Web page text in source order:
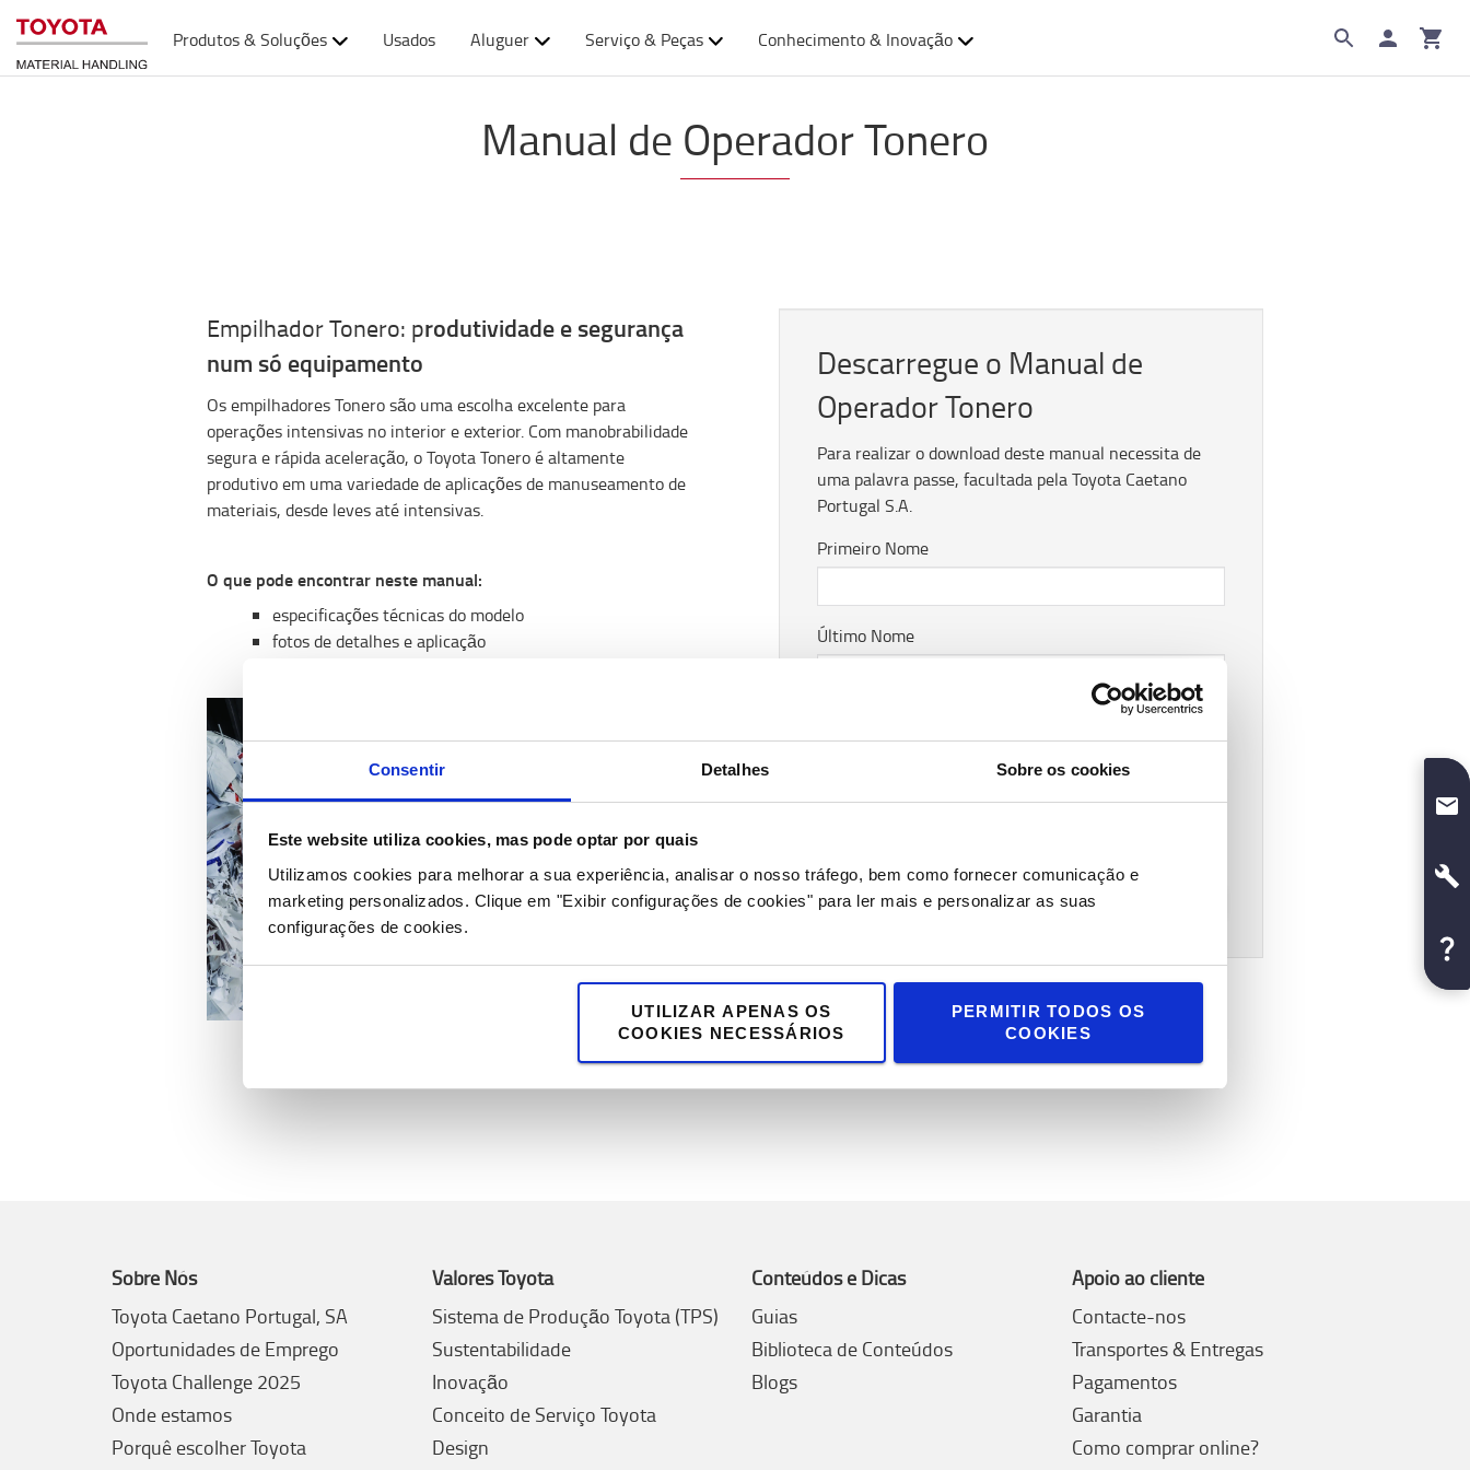
Consentir Detalhes Sobre os cookies
Este website utiliza cookies, mas pode optar por quais
Utilizamos cookies para melhorar a sua experiência, analisar o nosso tráfego, bem como fornecer comunicação e
marketing personalizados. Clique em "Exibir configurações de cookies" para ler mais e personalizar as suas
configurações de cookies.
UTILIZAR APENAS OS
COOKIES NECESSÁRIOS
PERMITIR TODOS OS
COOKIES
Produtos & Soluções Usados Aluguer Serviço & Peças Conhecimento & Inovação
Manual de Operador Tonero
Empilhador Tonero: produtividade e segurança
num só equipamento
Os empilhadores Tonero são uma escolha excelente para
operações intensivas no interior e exterior. Com manobrabilidade
segura e rápida aceleração, o Toyota Tonero é altamente
produtivo em uma variedade de aplicações de manuseamento de
materiais, desde leves até intensivas.
O que pode encontrar neste manual:​
especificações técnicas do modelo
fotos de detalhes e aplicação
Descarregue o Manual de
Operador Tonero
Para realizar o download deste manual necessita de
uma palavra passe, facultada pela Toyota Caetano
Portugal S.A.
Primeiro Nome
Último Nome
Empresa
Sobre Nós
Toyota Caetano Portugal, SA
Oportunidades de Emprego
Toyota Challenge 2025
Onde estamos
Porquê escolher Toyota
Valores Toyota
Sistema de Produção Toyota (TPS)
Sustentabilidade
Inovação
Conceito de Serviço Toyota
Design
Conteúdos e Dicas
Guias
Biblioteca de Conteúdos
Blogs
Apoio ao cliente
Contacte-nos
Transportes & Entregas
Pagamentos
Garantia
Como comprar online?